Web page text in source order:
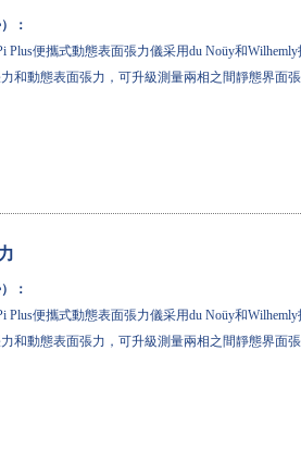
：
Plus便攜式動態表面張力儀采用du Noüy和
和動態表面張力，可升級測量兩相之間靜態界面張
：
Plus便攜式動態表面張力儀采用du Noüy和
和動態表面張力，可升級測量兩相之間靜態界面張